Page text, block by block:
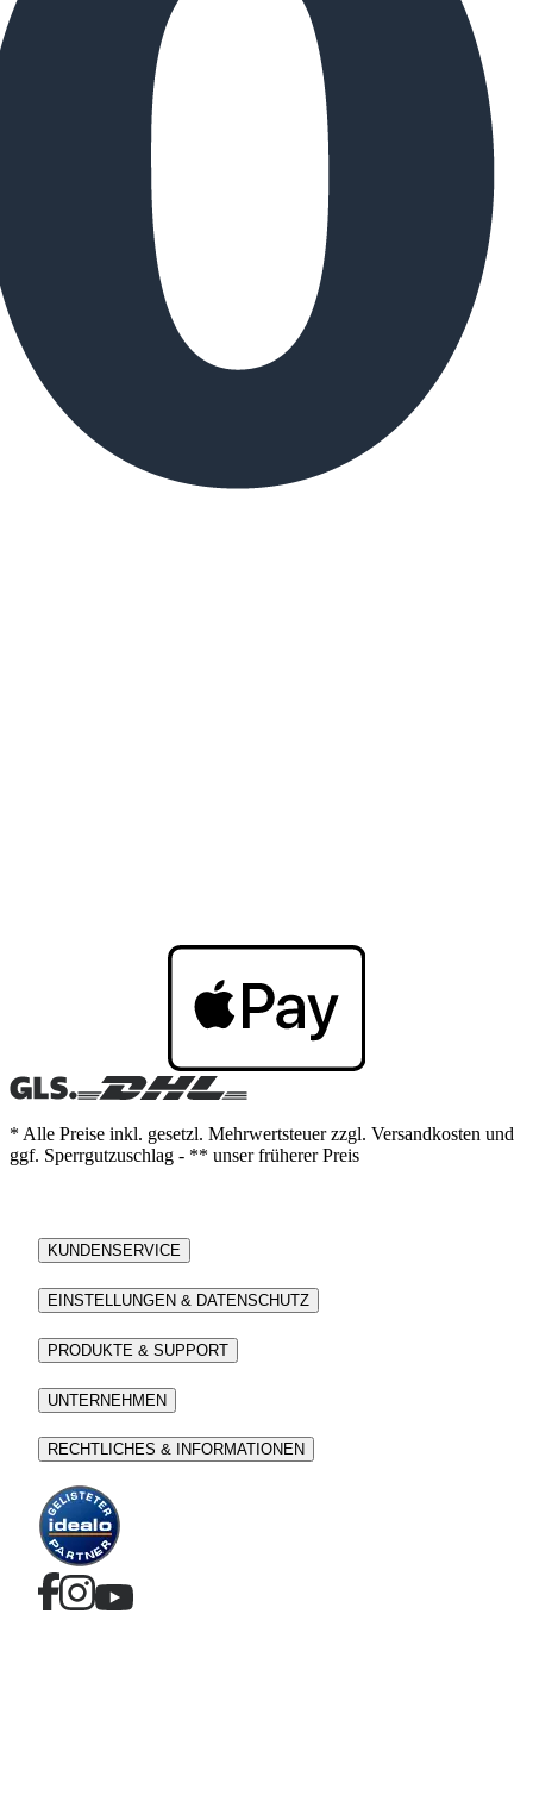
* Alle Preise inkl. gesetzl. Mehrwertsteuer zzgl. Versandkosten und
ggf. Sperrgutzuschlag - ** unser früherer Preis
KUNDENSERVICE
EINSTELLUNGEN & DATENSCHUTZ
PRODUKTE & SUPPORT
UNTERNEHMEN
RECHTLICHES & INFORMATIONEN